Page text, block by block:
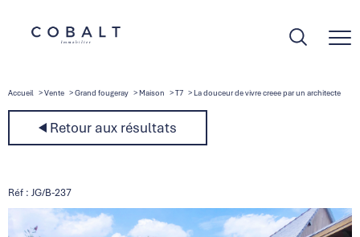
Accueil Vente Grand fougeray Maison T7 La douceur de vivre creee par un architecte
Retour aux résultats
Réf : JG/B-237